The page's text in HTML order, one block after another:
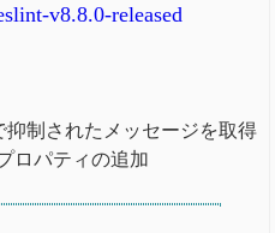
v8.8.0-released
抑制されたメッセージを取得
ロパティの追加